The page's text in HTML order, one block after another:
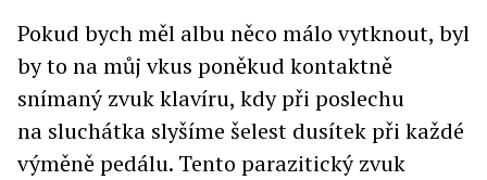
Pokud bych měl albu něco málo vytknout, byl
by to na můj vkus poněkud kontaktně
snímaný zvuk klavíru, kdy při poslechu
na sluchátka slyšíme šelest dusítek při každé
výměně pedálu. Tento parazitický zvuk